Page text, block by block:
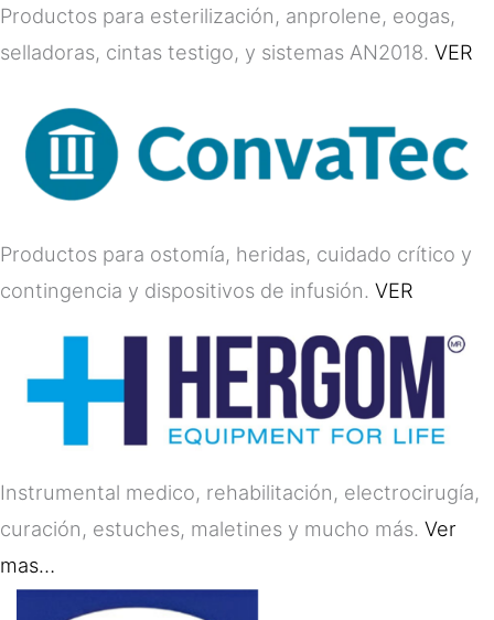
Productos para esterilización, anprolene, eogas,
selladoras, cintas testigo, y sistemas AN2018. VER
Productos para ostomía, heridas, cuidado crítico y
contingencia y dispositivos de infusión. VER
Instrumental medico, rehabilitación, electrocirugía,
curación, estuches, maletines y mucho más. Ver
mas…